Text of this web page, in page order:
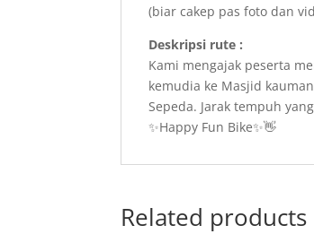
(biar cakep pas foto dan
Deskripsi rute :
Kami mengajak peserta
kemudia ke Masjid
Sepeda. Jarak tempuh
✨Happy Fun Bike✨👋
Related products